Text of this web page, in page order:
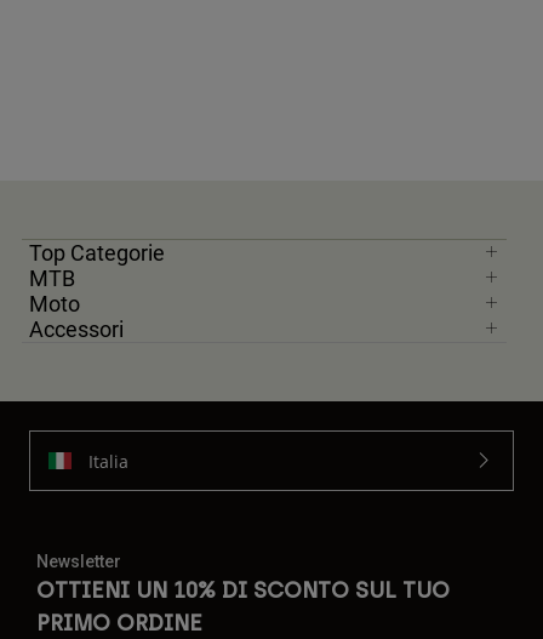
Top Categorie
MTB
Moto
Accessori
Italia
Newsletter
OTTIENI UN 10% DI SCONTO SUL TUO
PRIMO ORDINE